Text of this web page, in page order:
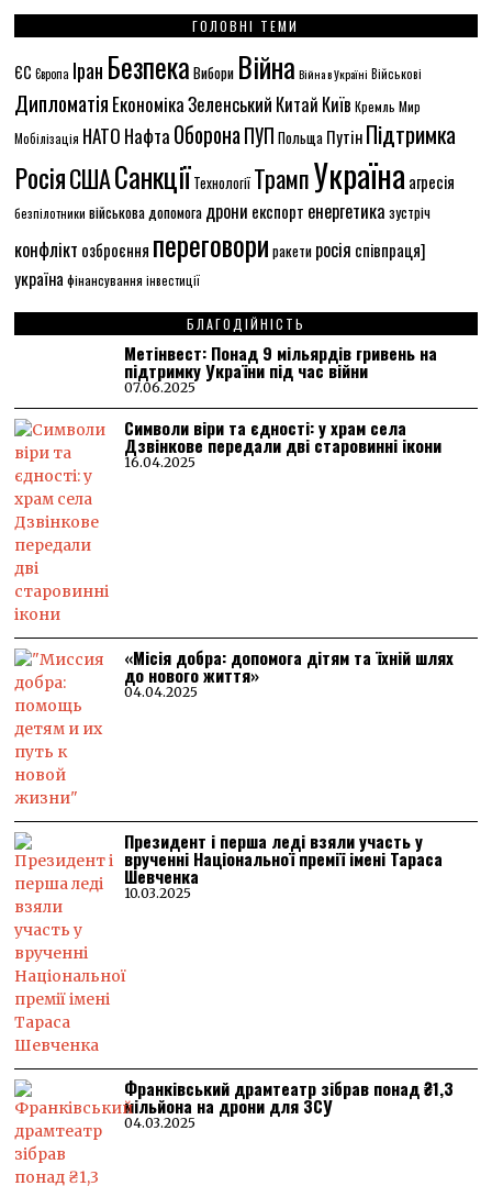
ГОЛОВНІ ТЕМИ
ЄС Європа Іран Безпека Вибори Війна Війна в Україні Військові
Дипломатія ЕкономікаЗеленський Китай Київ Кремль Мир
Мобілізація НАТО Нафта ОборонаПУП Польща ПутінПідтримка
РосіяСШАСанкціїТехнологіїТрампУкраїна агресія
безпілотники військова допомога дрони експорт енергетика зустріч
конфлікт озброєння переговори ракети росія співпраця]
україна фінансування інвестиції
БЛАГОДІЙНІСТЬ
Метінвест: Понад 9 мільярдів гривень на
підтримку України під час війни
07.06.2025
Символи віри та єдності: у храм села
Дзвінкове передали дві старовинні ікони
16.04.2025
«Місія добра: допомога дітям та їхній шлях
до нового життя»
04.04.2025
Президент і перша леді взяли участь у
врученні Національної премії імені Тараса
Шевченка
10.03.2025
Франківський драмтеатр зібрав понад ₴1,3
мільйона на дрони для ЗСУ
04.03.2025